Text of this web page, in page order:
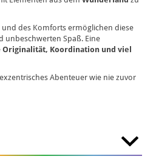
und des Komforts ermöglichen diese
unbeschwerten Spaß. Eine
Originalität, Koordination und viel
Abenteuer wie nie zuvor